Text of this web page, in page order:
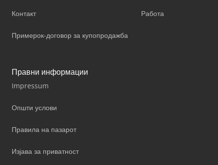
Контакт
Примерок-договор за купопродажба
Работа
Правни информации
Impressum
Општи услови
Правила на пазарот
Изјава за приватност